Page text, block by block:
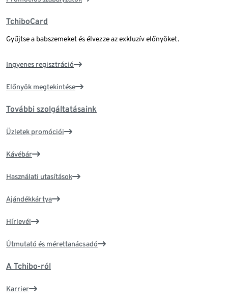
TchiboCard
Gyűjtse a babszemeket és élvezze az exkluzív előnyöket.
Ingyenes regisztráció
Előnyök megtekintése
További szolgáltatásaink
Üzletek promóciói
Kávébár
Használati utasítások
Ajándékkártya
Hírlevél
Útmutató és mérettanácsadó
A Tchibo-ról
Karrier